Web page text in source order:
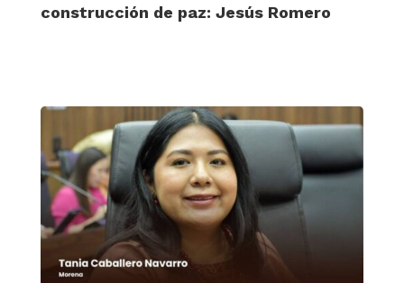
construcción de paz: Jesús Romero